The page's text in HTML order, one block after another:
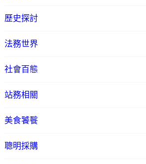
歷史探討
法務世界
社會百態
站務相關
美食饕餮
聰明採購